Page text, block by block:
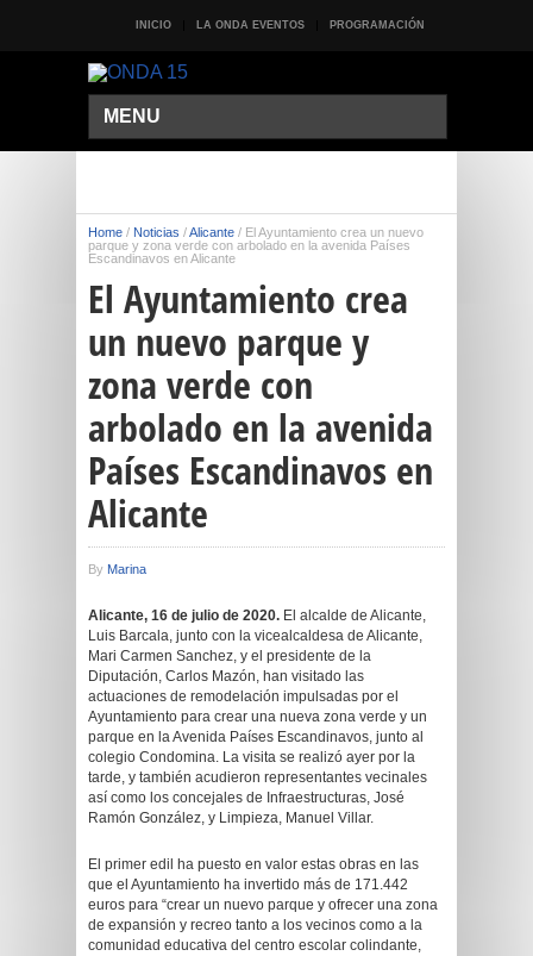
INICIO LA ONDA EVENTOS PROGRAMACIÓN
MENU
Home / Noticias /Alicante / El Ayuntamiento crea un nuevo
parque y zona verde con arbolado en la avenida Países
Escandinavos en Alicante
El Ayuntamiento crea
un nuevo parque y
zona verde con
arbolado en la avenida
Países Escandinavos en
Alicante
By Marina
Alicante, 16 de julio de 2020. El alcalde de Alicante,
Luis Barcala, junto con la vicealcaldesa de Alicante,
Mari Carmen Sanchez, y el presidente de la
Diputación, Carlos Mazón, han visitado las
actuaciones de remodelación impulsadas por el
Ayuntamiento para crear una nueva zona verde y un
parque en la Avenida Países Escandinavos, junto al
colegio Condomina. La visita se realizó ayer por la
tarde, y también acudieron representantes vecinales
así como los concejales de Infraestructuras, José
Ramón González, y Limpieza, Manuel Villar.
El primer edil ha puesto en valor estas obras en las
que el Ayuntamiento ha invertido más de 171.442
euros para “crear un nuevo parque y ofrecer una zona
de expansión y recreo tanto a los vecinos como a la
comunidad educativa del centro escolar colindante,